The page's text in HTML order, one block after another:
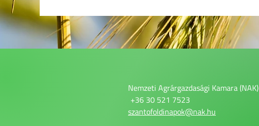
Nemzeti Agrárgazdasági Kamara (NAK)
+36 30 521 7523
szantofoldinapok@nak.hu